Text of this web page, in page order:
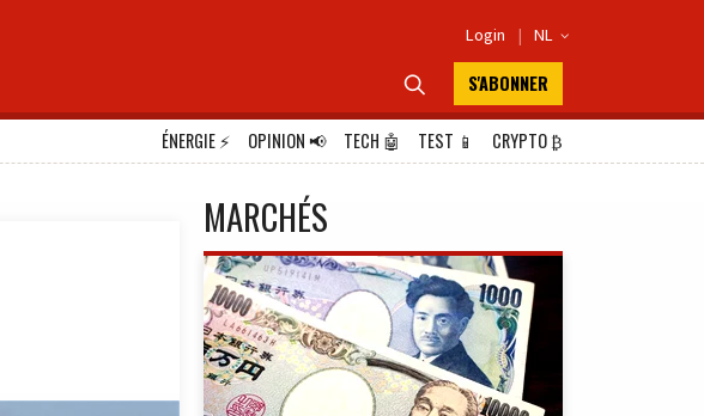
Login | NL 
 S'ABONNER
ÉNERGIE⚡ OPINION📢 TECH 🤖 TEST 📱 CRYPTO₿
MARCHÉS